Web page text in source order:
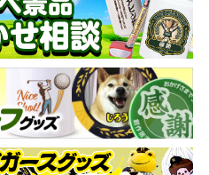
ジト
ップ
へ